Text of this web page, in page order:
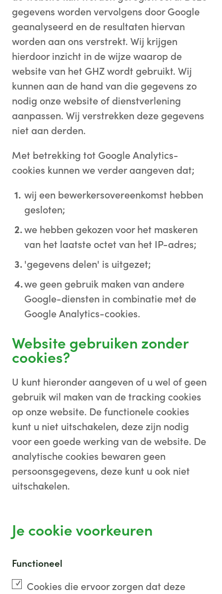
gegevens worden vervolgens door Google
geanalyseerd en de resultaten hiervan
worden aan ons verstrekt. Wij krijgen
hierdoor inzicht in de wijze waarop de
website van het GHZ wordt gebruikt. Wij
kunnen aan de hand van die gegevens zo
nodig onze website of dienstverlening
aanpassen. Wij verstrekken deze gegevens
niet aan derden.
Met betrekking tot Google Analytics-
cookies kunnen we verder aangeven dat;
wij een bewerkersovereenkomst hebben
gesloten;
we hebben gekozen voor het maskeren
van het laatste octet van het IP-adres;
'gegevens delen' is uitgezet;
we geen gebruik maken van andere
Google-diensten in combinatie met de
Google Analytics-cookies.
Website gebruiken zonder
cookies?
U kunt hieronder aangeven of u wel of geen
gebruik wil maken van de tracking cookies
op onze website. De functionele cookies
kunt u niet uitschakelen, deze zijn nodig
voor een goede werking van de website. De
analytische cookies bewaren geen
persoonsgegevens, deze kunt u ook niet
uitschakelen.
Je cookie voorkeuren
Functioneel
Cookies die ervoor zorgen dat deze